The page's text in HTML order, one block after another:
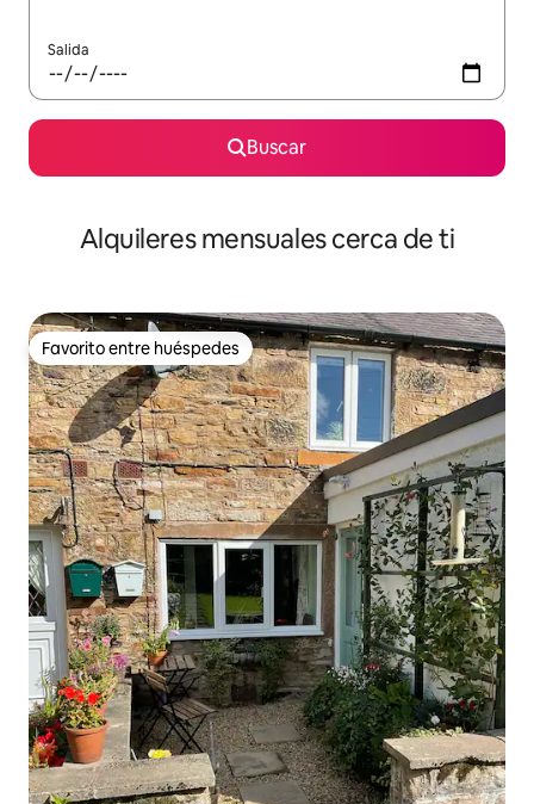
Salida
Buscar
Alquileres mensuales cerca de ti
Favorito entre huéspedes
Favorito entre huéspedes